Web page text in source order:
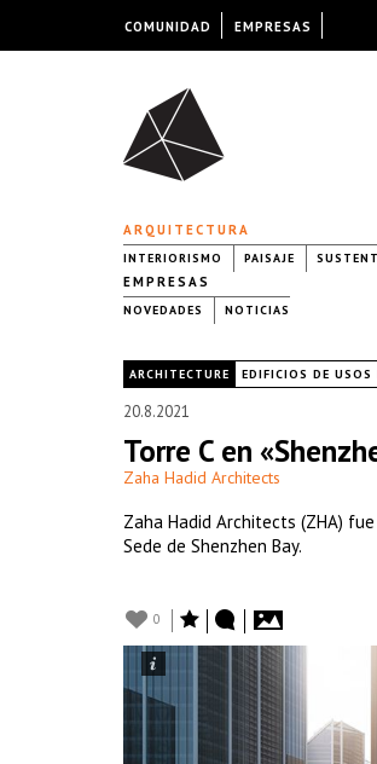
ARQUITECTURA
INTERIORISMO PAISAJE
EMPRESAS
NOVEDADES NOTICIAS
ARCHITECTURE EDIFICIOS DE USOS
20.8.2021
Torre C en
Zaha Hadid Architects
Zaha Hadid Architects (ZHA)
Sede de Shenzhen Bay.
0
COMUNIDAD EMPRESAS